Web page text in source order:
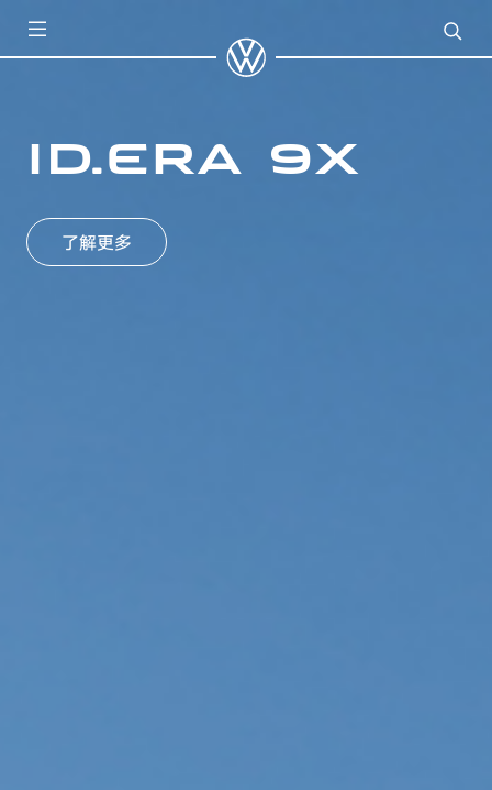
ID.ERA 9X
了解更多